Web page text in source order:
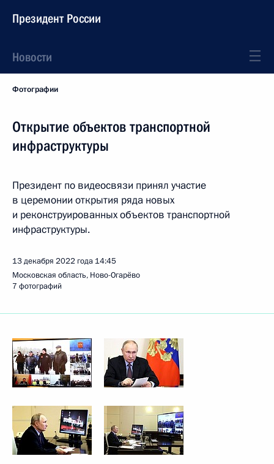
Президент России
Новости
Фотографии
Открытие объектов транспортной
инфраструктуры
Президент по видеосвязи принял участие
в церемонии открытия ряда новых
и реконструированных объектов транспортной
инфраструктуры.
13 декабря 2022 года 14:45
Московская область, Ново-Огарёво
7 фотографий